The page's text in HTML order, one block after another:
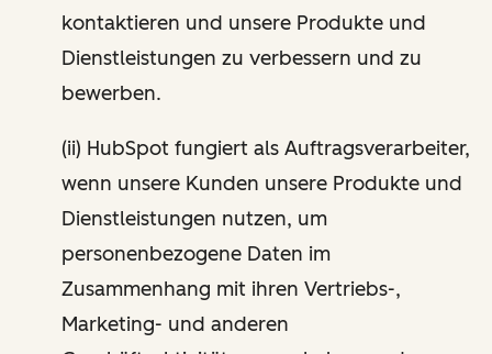
kontaktieren und unsere Produkte und
Dienstleistungen zu verbessern und zu
bewerben.
(ii) HubSpot fungiert als Auftragsverarbeiter,
wenn unsere Kunden unsere Produkte und
Dienstleistungen nutzen, um
personenbezogene Daten im
Zusammenhang mit ihren Vertriebs-,
Marketing- und anderen